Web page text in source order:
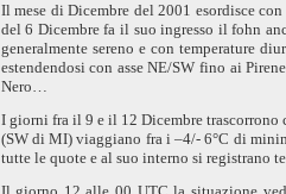
Il mese di Dicembre del 2001 esordisce
del 6 Dicembre fa il suo ingresso il fohn
generalmente sereno e con temperature
estendendosi con asse NE/SW fino ai
Nero…
I giorni fra il 9 e il 12 Dicembre trascorrono
(SW di MI) viaggiano fra i –4/- 6°C di
tutte le quote e al suo interno si registrano